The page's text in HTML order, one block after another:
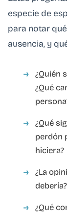
especie de
para notar
ausencia, y
¿Quién
¿Qué
¿Qué
perdón
hiciera?
¿La
debería?
¿Qué